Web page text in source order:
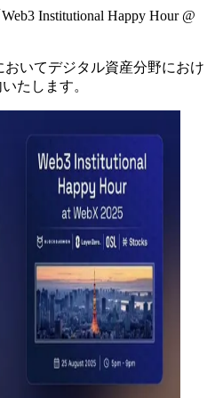
Institutional Happy Hour @
おいてデジタル資産分野におけ
たします。